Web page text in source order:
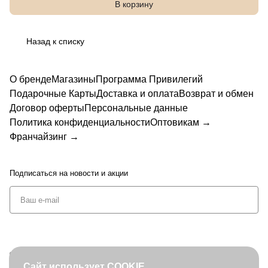
В корзину
Назад к списку
О брендеМагазиныПрограмма Привилегий
Подарочные КартыДоставка и оплатаВозврат и обмен
Договор офертыПерсональные данные
Политика конфиденциальностиОптовикам →
Франчайзинг →
Подписаться на новости и акции